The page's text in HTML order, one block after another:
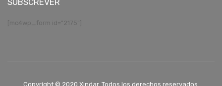
SUBSCREVER
[mc4wp_form id="2175"]
Copyright © 2020 Xindar. Todos los derechos reservados.